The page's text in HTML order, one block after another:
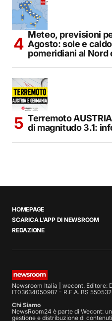
Meteo, previsioni
Agosto: sole e
pomeridiani al Nord
Terremoto
di magnitudo 3.1:
HOMEPAGE
SCARICA L’APP DI NEWSROOM
REDAZIONE
Newsroom Italia | wecont. Editore:
IT03634050987 - R.E.A. BS 550532
Chi Siamo
NewsRoom24 è parte di Wecont:
gestione e distribuzione di